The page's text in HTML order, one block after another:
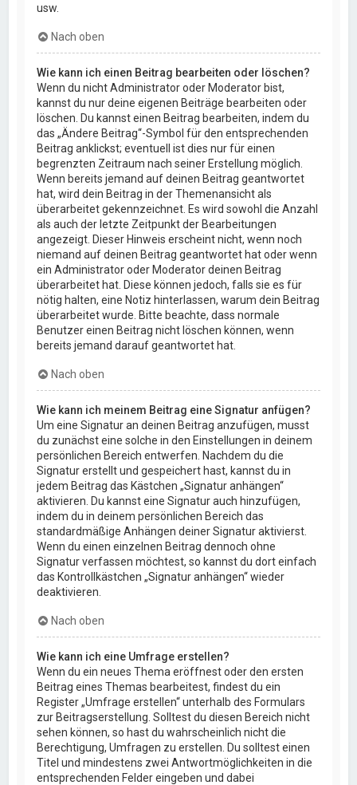
usw.
Nach oben
Wie kann ich einen Beitrag bearbeiten oder löschen?
Wenn du nicht Administrator oder Moderator bist,
kannst du nur deine eigenen Beiträge bearbeiten oder
löschen. Du kannst einen Beitrag bearbeiten, indem du
das „Ändere Beitrag“-Symbol für den entsprechenden
Beitrag anklickst; eventuell ist dies nur für einen
begrenzten Zeitraum nach seiner Erstellung möglich.
Wenn bereits jemand auf deinen Beitrag geantwortet
hat, wird dein Beitrag in der Themenansicht als
überarbeitet gekennzeichnet. Es wird sowohl die Anzahl
als auch der letzte Zeitpunkt der Bearbeitungen
angezeigt. Dieser Hinweis erscheint nicht, wenn noch
niemand auf deinen Beitrag geantwortet hat oder wenn
ein Administrator oder Moderator deinen Beitrag
überarbeitet hat. Diese können jedoch, falls sie es für
nötig halten, eine Notiz hinterlassen, warum dein Beitrag
überarbeitet wurde. Bitte beachte, dass normale
Benutzer einen Beitrag nicht löschen können, wenn
bereits jemand darauf geantwortet hat.
Nach oben
Wie kann ich meinem Beitrag eine Signatur anfügen?
Um eine Signatur an deinen Beitrag anzufügen, musst
du zunächst eine solche in den Einstellungen in deinem
persönlichen Bereich entwerfen. Nachdem du die
Signatur erstellt und gespeichert hast, kannst du in
jedem Beitrag das Kästchen „Signatur anhängen“
aktivieren. Du kannst eine Signatur auch hinzufügen,
indem du in deinem persönlichen Bereich das
standardmäßige Anhängen deiner Signatur aktivierst.
Wenn du einen einzelnen Beitrag dennoch ohne
Signatur verfassen möchtest, so kannst du dort einfach
das Kontrollkästchen „Signatur anhängen“ wieder
deaktivieren.
Nach oben
Wie kann ich eine Umfrage erstellen?
Wenn du ein neues Thema eröffnest oder den ersten
Beitrag eines Themas bearbeitest, findest du ein
Register „Umfrage erstellen“ unterhalb des Formulars
zur Beitragserstellung. Solltest du diesen Bereich nicht
sehen können, so hast du wahrscheinlich nicht die
Berechtigung, Umfragen zu erstellen. Du solltest einen
Titel und mindestens zwei Antwortmöglichkeiten in die
entsprechenden Felder eingeben und dabei